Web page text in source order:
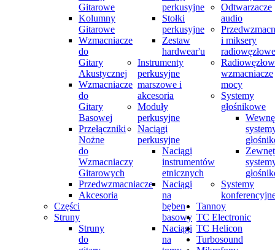
Gitarowe
Kolumny
Gitarowe
Wzmacniacze
do
Gitary
Akustycznej
Wzmacniacze
do
Gitary
Basowej
Przełączniki
Nożne
do
Wzmacniaczy
Gitarowych
Przedwzmacniacze
Akcesoria
Części
Struny
Struny
do
perkusyjne
Stołki
perkusyjne
Zestaw
hardwear'u
Instrumenty
perkusyjne
marszowe i
akcesoria
Moduły
perkusyjne
Naciągi
perkusyjne
Naciągi
instrumentów
etnicznych
Naciągi
na
bęben
basowy
Naciągi
na
Odtwarzacze
audio
i miksery
radiowęzłowe
wzmacniacze
mocy
Systemy
głośnikowe
Systemy
Tannoy
TC Electronic
TC Helicon
Turbosound